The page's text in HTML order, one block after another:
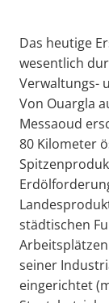
Das heutige
wesentlich
Verwaltungs-
Von Ouargla
Messaoud
80 Kilometer
städtischen
seiner
eingerichtet